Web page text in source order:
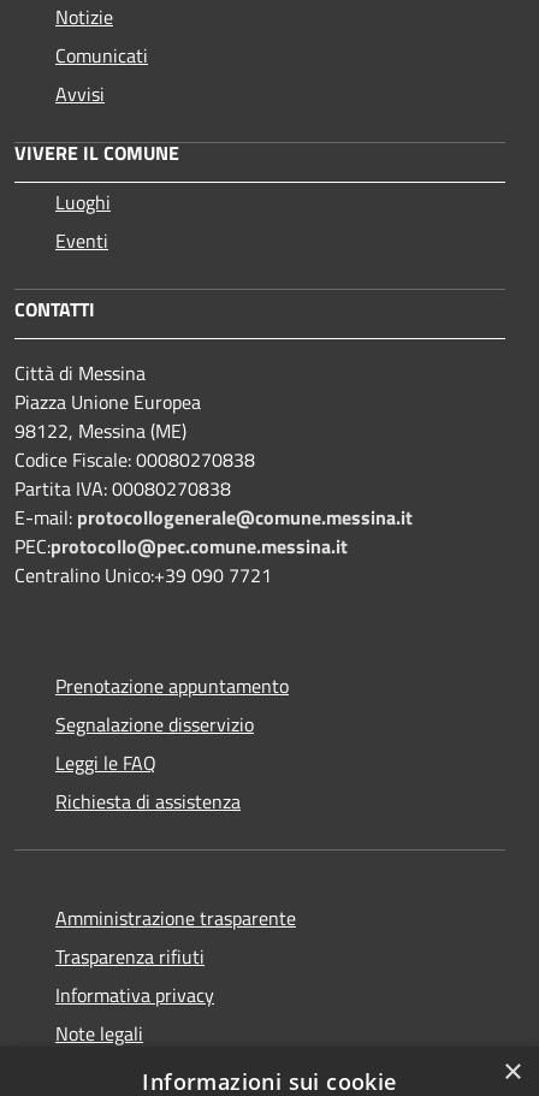
Notizie
Comunicati
Avvisi
VIVERE IL COMUNE
Luoghi
Eventi
CONTATTI
Città di Messina
Piazza Unione Europea
98122, Messina (ME)
Codice Fiscale: 00080270838
Partita IVA: 00080270838
E-mail: protocollogenerale@comune.messina.it
PEC:protocollo@pec.comune.messina.it
Centralino Unico:+39 090 7721
Prenotazione appuntamento
Segnalazione disservizio
Leggi le FAQ
Richiesta di assistenza
Amministrazione trasparente
Trasparenza rifiuti
Informativa privacy
Note legali
Dichiarazione di accessibilità
×
Informazioni sui cookie